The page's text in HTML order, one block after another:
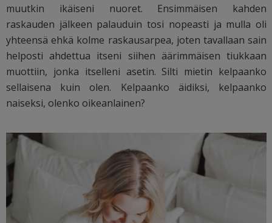
muutkin ikäiseni nuoret. Ensimmäisen kahden
raskauden jälkeen palauduin tosi nopeasti ja mulla oli
yhteensä ehkä kolme raskausarpea, joten tavallaan sain
helposti ahdettua itseni siihen äärimmäisen tiukkaan
muottiin, jonka itselleni asetin. Silti mietin kelpaanko
sellaisena kuin olen. Kelpaanko äidiksi, kelpaanko
naiseksi, olenko oikeanlainen?